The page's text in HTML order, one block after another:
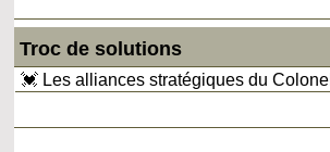
Troc de solutions
💓 Les alliances stratégiques du Colonel